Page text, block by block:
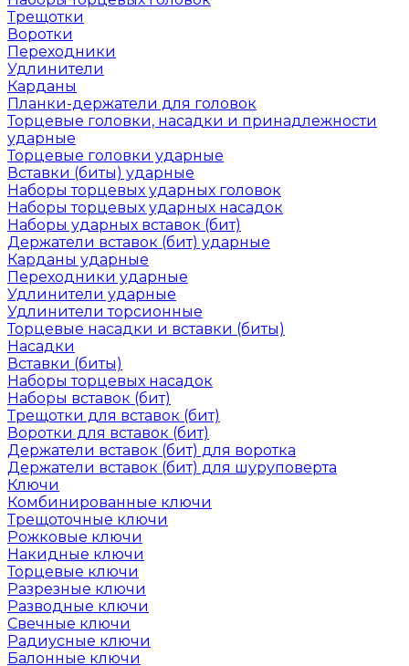
Трещотки
Воротки
Переходники
Удлинители
Карданы
Планки-держатели для головок
Торцевые головки, насадки и принадлежности
ударные
Торцевые головки ударные
Вставки (биты) ударные
Наборы торцевых ударных головок
Наборы торцевых ударных насадок
Наборы ударных вставок (бит)
Держатели вставок (бит) ударные
Карданы ударные
Переходники ударные
Удлинители ударные
Удлинители торсионные
Торцевые насадки и вставки (биты)
Насадки
Вставки (биты)
Наборы торцевых насадок
Наборы вставок (бит)
Трещотки для вставок (бит)
Воротки для вставок (бит)
Держатели вставок (бит) для воротка
Держатели вставок (бит) для шуруповерта
Ключи
Комбинированные ключи
Трещоточные ключи
Рожковые ключи
Накидные ключи
Торцевые ключи
Разрезные ключи
Разводные ключи
Свечные ключи
Радиусные ключи
Балонные ключи